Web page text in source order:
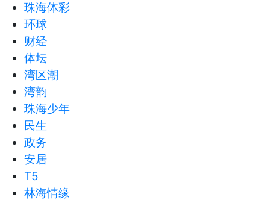
珠海体彩
环球
财经
体坛
湾区潮
湾韵
珠海少年
民生
政务
安居
T5
林海情缘